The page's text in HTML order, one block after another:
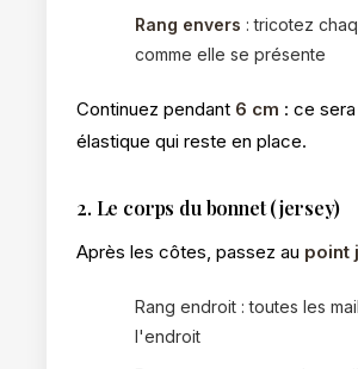
Rang envers : tricotez
comme elle se présente
Continuez pendant 6 cm : ce
élastique qui reste en place.
2. Le corps du bonnet (jersey)
Après les côtes, passez au point
Rang endroit : toutes les
l'endroit